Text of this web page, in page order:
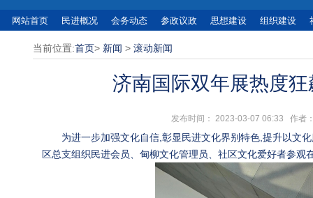
网站首页 民进概况 会务动态 参政议政 思想建设 组织建设
当前位置:首页> 新闻>滚动新闻
济南国际双年展热度
发布时间： 2023-03-07 06:33 作者
为进一步加强文化自信,彰显民进文化界别特色,提升以文
区总支组织民进会员、甸柳文化管理员、社区文化爱好者参